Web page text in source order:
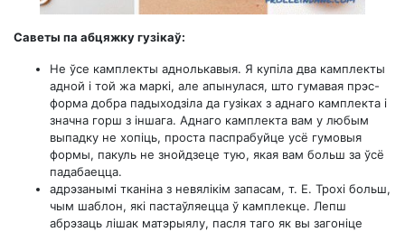
Саветы па абцяжку гузікаў:
Не ўсе камплекты аднолькавыя. Я купіла два камплекты
адной і той жа маркі, але апынулася, што гумавая прэс-
форма добра падыходзіла да гузіках з аднаго камплекта і
значна горш з іншага. Аднаго камплекта вам у любым
выпадку не хопіць, проста паспрабуйце усё гумовыя
формы, пакуль не знойдзеце тую, якая вам больш за ўсё
падабаецца.
адрэзанымі тканіна з невялікім запасам, т. Е. Трохі больш,
чым шаблон, які пастаўляецца ў камплекце. Лепш
абрэзаць лішак матэрыялу, пасля таго як вы загоніце